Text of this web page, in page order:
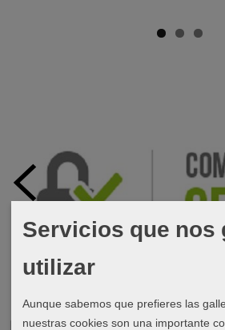
Servicios que nos
utilizar
Aunque sabemos que prefieres las
nuestras cookies son una importante